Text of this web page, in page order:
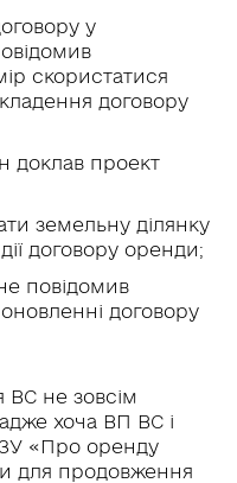
у
скористатися
договору
доклав проект
земельну ділянку
договору оренди;
повідомив
договору
ВС не зовсім
хоча ВП ВС і
ЗУ «Про оренду
для продовження